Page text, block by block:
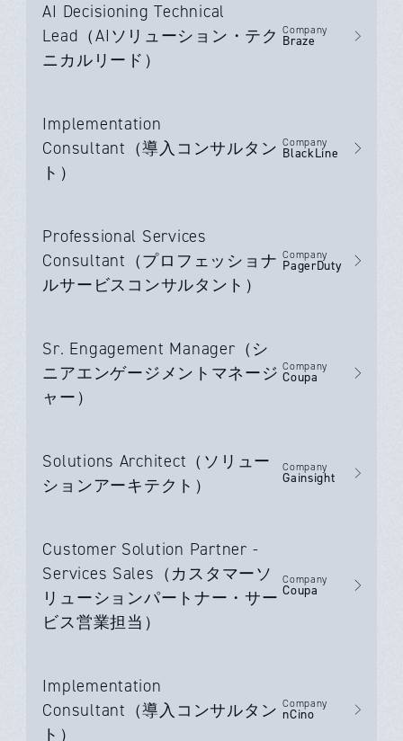
AI Decisioning Technical
Lead（AIソリューション・テク
ニカルリード）
Company
Braze
Implementation
Consultant（導入コンサルタン
ト）
Company
BlackLine
Professional Services
Consultant（プロフェッショナ
ルサービスコンサルタント）
Company
PagerDuty
Sr. Engagement Manager（シ
ニアエンゲージメントマネージ
ャー）
Company
Coupa
Solutions Architect（ソリュー
ションアーキテクト）
Company
Gainsight
Customer Solution Partner -
Services Sales（カスタマーソ
リューションパートナー・サー
ビス営業担当）
Company
Coupa
Implementation
Consultant（導入コンサルタン
ト）
Company
nCino